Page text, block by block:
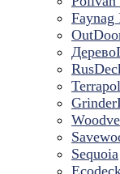
Faynag
Terrapol
Sequoia